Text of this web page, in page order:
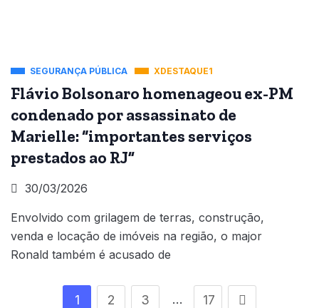
SEGURANÇA PÚBLICA XDESTAQUE1
Flávio Bolsonaro homenageou ex-PM
condenado por assassinato de
Marielle: “importantes serviços
prestados ao RJ”
30/03/2026
Envolvido com grilagem de terras, construção,
venda e locação de imóveis na região, o major
Ronald também é acusado de
1 2 3 … 17